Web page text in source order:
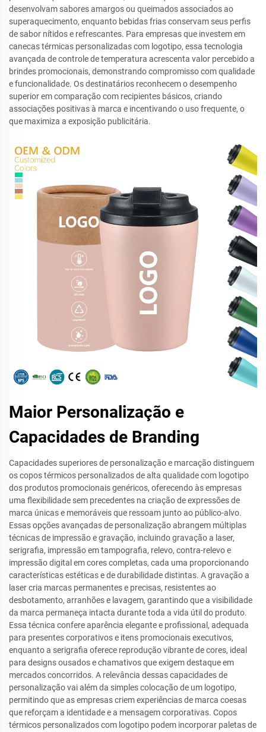
desenvolvam sabores amargos ou queimados associados ao
superaquecimento, enquanto bebidas frias conservam seus perfis
de sabor nítidos e refrescantes. Para empresas que investem em
canecas térmicas personalizadas com logotipo, essa tecnologia
avançada de controle de temperatura acrescenta valor percebido a
brindes promocionais, demonstrando compromisso com qualidade
e funcionalidade. Os destinatários reconhecem o desempenho
superior em comparação com recipientes básicos, criando
associações positivas à marca e incentivando o uso frequente, o
que maximiza a exposição publicitária.
Maior Personalização e
Capacidades de Branding
Capacidades superiores de personalização e marcação distinguem
os copos térmicos personalizados de alta qualidade com logotipo
dos produtos promocionais genéricos, oferecendo às empresas
uma flexibilidade sem precedentes na criação de expressões de
marca únicas e memoráveis que ressoam junto ao público-alvo.
Essas opções avançadas de personalização abrangem múltiplas
técnicas de impressão e gravação, incluindo gravação a laser,
serigrafia, impressão em tampografia, relevo, contra-relevo e
impressão digital em cores completas, cada uma proporcionando
características estéticas e de durabilidade distintas. A gravação a
laser cria marcas permanentes e precisas, resistentes ao
desbotamento, arranhões e lavagem, garantindo que a visibilidade
da marca permaneça intacta durante toda a vida útil do produto.
Essa técnica confere aparência elegante e profissional, adequada
para presentes corporativos e itens promocionais executivos,
enquanto a serigrafia oferece reprodução vibrante de cores, ideal
para designs ousados e chamativos que exigem destaque em
mercados concorridos. A relevância dessas capacidades de
personalização vai além da simples colocação de um logotipo,
permitindo que as empresas criem experiências de marca coesas
que reforçam a identidade e a mensagem corporativas. Copos
térmicos personalizados com logotipo podem incorporar paletas de